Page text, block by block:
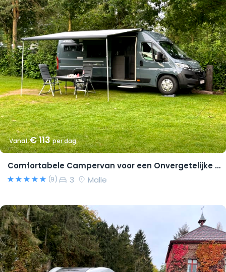
Vanaf€ 113per dag
Comfortabele Campervan voor een Onvergetelijke Reis!
(9) 3 Malle